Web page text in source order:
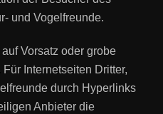
und Vogelfreunde.
Vorsatz oder grobe
Internetseiten Dritter,
durch Hyperlinks
Anbieter die